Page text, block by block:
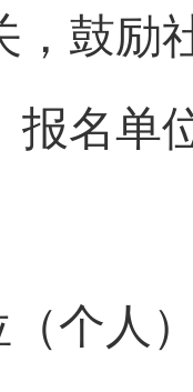
鼓励
报名单
（个人